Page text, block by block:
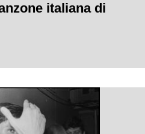
italiana di